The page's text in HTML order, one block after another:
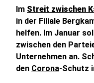
Im Streit zwischen
in der Filiale
helfen. Im Januar
zwischen den
Unternehmen an.
den Corona-Schutz